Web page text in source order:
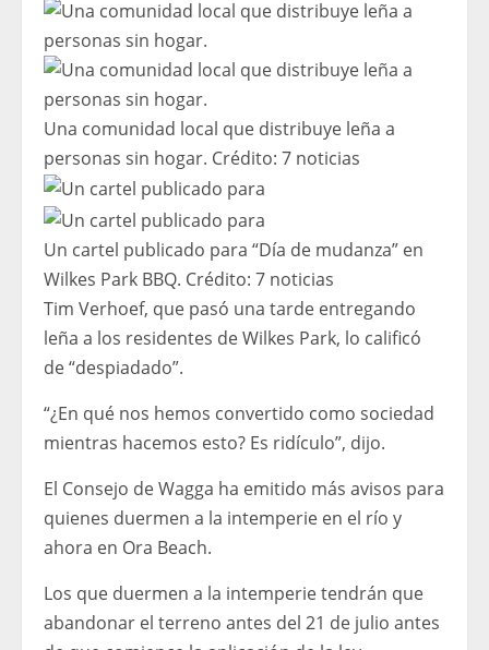
Una comunidad local que distribuye leña a
personas sin hogar. Crédito: 7 noticias
Un cartel publicado para “Día de mudanza” en
Wilkes Park BBQ. Crédito: 7 noticias
Tim Verhoef, que pasó una tarde entregando
leña a los residentes de Wilkes Park, lo calificó
de “despiadado”.
“¿En qué nos hemos convertido como sociedad
mientras hacemos esto? Es ridículo”, dijo.
El Consejo de Wagga ha emitido más avisos para
quienes duermen a la intemperie en el río y
ahora en Ora Beach.
Los que duermen a la intemperie tendrán que
abandonar el terreno antes del 21 de julio antes